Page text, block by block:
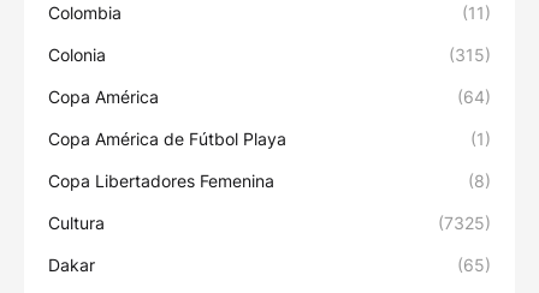
Colombia (11)
Colonia (315)
Copa América (64)
Copa América de Fútbol Playa (1)
Copa Libertadores Femenina (8)
Cultura (7325)
Dakar (65)